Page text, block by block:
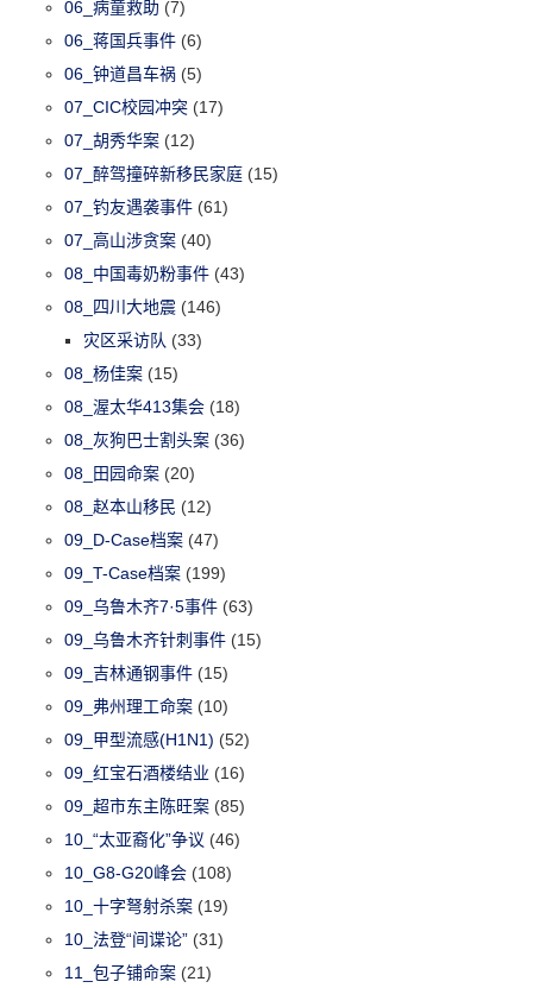
06_病童救助 (7)
06_蒋国兵事件 (6)
06_钟道昌车祸 (5)
07_CIC校园冲突 (17)
07_胡秀华案 (12)
07_醉驾撞碎新移民家庭 (15)
07_钓友遇袭事件 (61)
07_高山涉贪案 (40)
08_中国毒奶粉事件 (43)
08_四川大地震 (146)
灾区采访队 (33)
08_杨佳案 (15)
08_渥太华413集会 (18)
08_灰狗巴士割头案 (36)
08_田园命案 (20)
08_赵本山移民 (12)
09_D-Case档案 (47)
09_T-Case档案 (199)
09_乌鲁木齐7·5事件 (63)
09_乌鲁木齐针刺事件 (15)
09_吉林通钢事件 (15)
09_弗州理工命案 (10)
09_甲型流感(H1N1) (52)
09_红宝石酒楼结业 (16)
09_超市东主陈旺案 (85)
10_“太亚裔化”争议 (46)
10_G8-G20峰会 (108)
10_十字弩射杀案 (19)
10_法登“间谍论” (31)
11_包子铺命案 (21)